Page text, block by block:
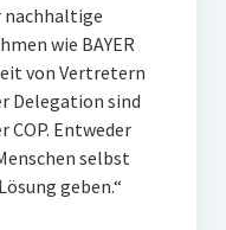
nachhaltige
wie BAYER
von Vertretern
Delegation sind
COP. Entweder
selbst
geben.“